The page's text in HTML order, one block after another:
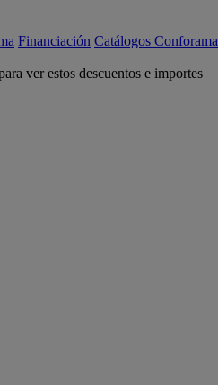
Financiación Catálogos Conforama
ver estos descuentos e importes